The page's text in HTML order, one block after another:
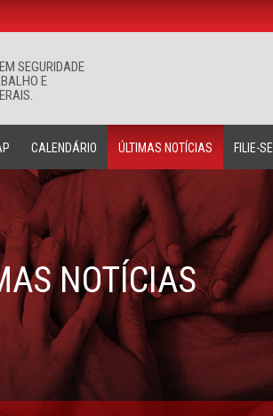
SEGURIDADE
E
Buscar
CALENDÁRIO ÚLTIMAS NOTÍCIAS FILIE-SE
NOTÍCIAS